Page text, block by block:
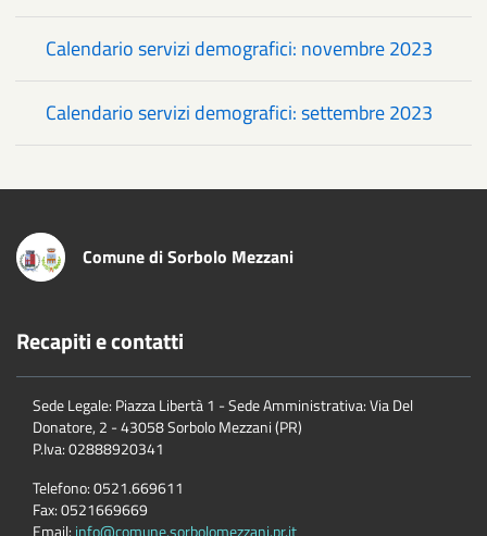
Calendario servizi demografici: novembre 2023
Calendario servizi demografici: settembre 2023
Comune di Sorbolo Mezzani
Recapiti e contatti
Sede Legale: Piazza Libertà 1 - Sede Amministrativa: Via Del
Donatore, 2 - 43058 Sorbolo Mezzani (PR)
P.Iva:02888920341
Telefono:0521.669611
Fax:0521669669
Email: info@comune.sorbolomezzani.pr.it